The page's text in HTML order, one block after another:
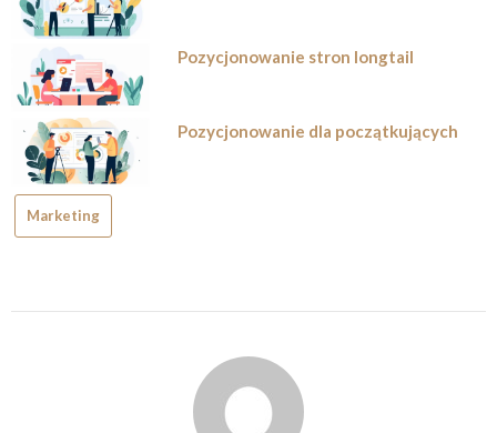
Pozycjonowanie stron longtail
Pozycjonowanie dla początkujących
Marketing